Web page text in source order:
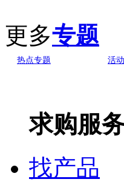
更多专题
热点专题 活
求购服
找产品